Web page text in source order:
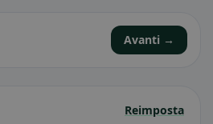
Reimposta
Avanti →